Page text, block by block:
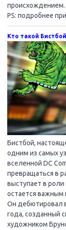
происхождением.
PS: подробнее
Кто такой
Бистбой,
одним из самых
вселенной DC
превращаться в
выступает в роли
остается
Он дебютировал
года, созданный
художником